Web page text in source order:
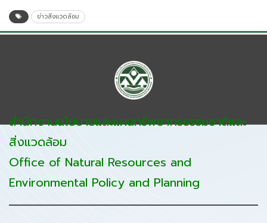
ข่าวสิ่งแวดล้อม
สำนักงานนโยบายและแผนทรัพยากรธรรมชาติและ
สิ่งแวดล้อม
Office of Natural Resources and
Environmental Policy and Planning